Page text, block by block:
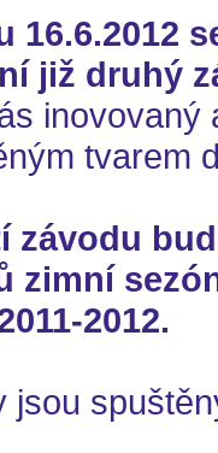
16.6.2012
již druhý
inovovaný
tvarem
závodu
zimní
2012.
jsou